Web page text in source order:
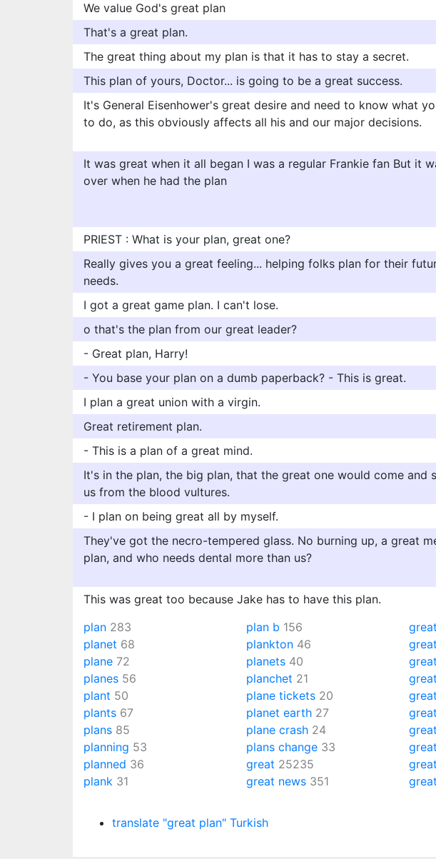
We value God's great plan
That's a great plan.
The great thing about my plan is that it has to stay a secret.
This plan of yours, Doctor... is going to be a great success.
It's General Eisenhower's great desire and need to know what
to do, as this obviously affects all his and our major decisions.
It was great when it all began I was a regular Frankie fan But it
over when he had the plan
PRIEST : What is your plan, great one?
Really gives you a great feeling... helping folks plan for their
needs.
I got a great game plan. I can't lose.
o that's the plan from our great leader?
- Great plan, Harry!
- You base your plan on a dumb paperback? - This is great.
I plan a great union with a virgin.
Great retirement plan.
- This is a plan of a great mind.
It's in the plan, the big plan, that the great one would come and
us from the blood vultures.
- I plan on being great all by myself.
They've got the necro-tempered glass. No burning up, a great
plan, and who needs dental more than us?
This was great too because Jake has to have this plan.
plan 283
planet 68
plane 72
planes 56
plant 50
plants 67
plans 85
planning 53
planned 36
plank 31
plan b 156
plankton 46
planets 40
planchet 21
plane tickets 20
planet earth 27
plane crash 24
plans change 33
great 25235
great news 351
translate "great plan" Turkish